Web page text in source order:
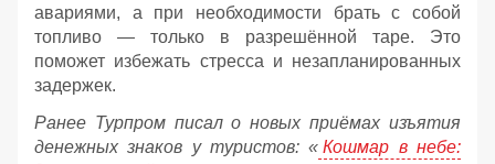
авариями, а при необходимости брать с собой
топливо — только в разрешённой таре. Это
поможет избежать стресса и незапланированных
задержек.
Ранее Турпром писал о новых приёмах изъятия
денежных знаков у туристов: « Кошмар в небе: